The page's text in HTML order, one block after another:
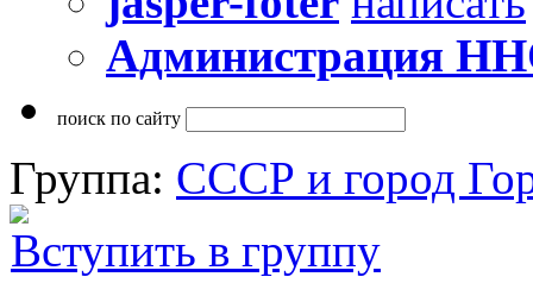
Администрация
поиск по сайту
Группа: СССР и город
Вступить в группу